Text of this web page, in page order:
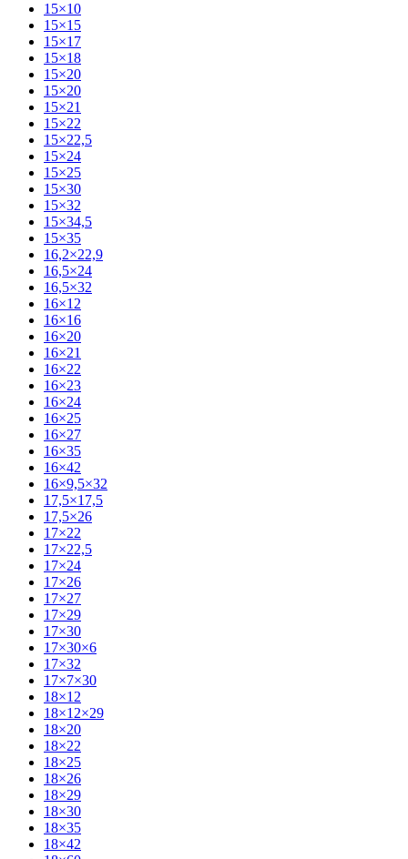
15×10
15×15
15×17
15×18
15×20
15×20
15×21
15×22
15×22,5
15×24
15×25
15×30
15×32
15×34,5
15×35
16,2×22,9
16,5×24
16,5×32
16×12
16×16
16×20
16×21
16×22
16×23
16×24
16×25
16×27
16×35
16×42
16×9,5×32
17,5×17,5
17,5×26
17×22
17×22,5
17×24
17×26
17×27
17×29
17×30
17×30×6
17×32
17×7×30
18×12
18×12×29
18×20
18×22
18×25
18×26
18×29
18×30
18×35
18×42